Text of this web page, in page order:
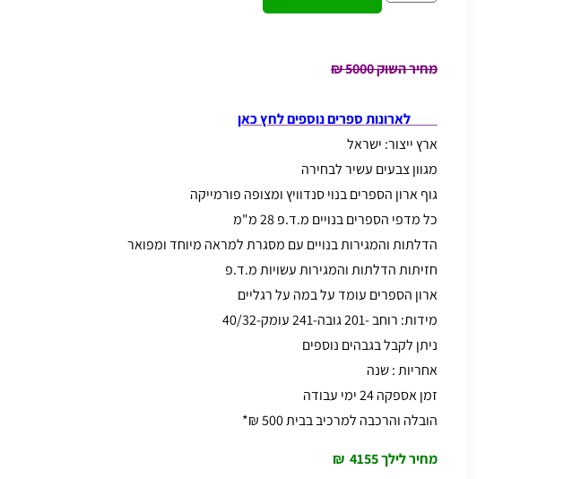
מחיר השוק 5000 ₪
לארונות ספרים נוספים לחץ כאן
ארץ ייצור: ישראל
מגוון צבעים עשיר לבחירה
גוף ארון הספרים בנוי סנדוויץ ומצופה פורמייקה
כל מדפי הספרים בנויים מ.ד.פ 28 מ"מ
הדלתות והמגירות בנויים עם מסגרת למראה מיוחד ומפואר
חזיתות הדלתות והמגירות עשויות מ.ד.פ
ארון הספרים עומד על במה על רגליים
מידות: רוחב -201 גובה-241 עומק-40/32
ניתן לקבל בגבהים נוספים
אחריות : שנה
זמן אספקה 24 ימי עבודה
הובלה והרכבה למרכיב בבית 500 ₪*
מחיר לילך 4155 ₪